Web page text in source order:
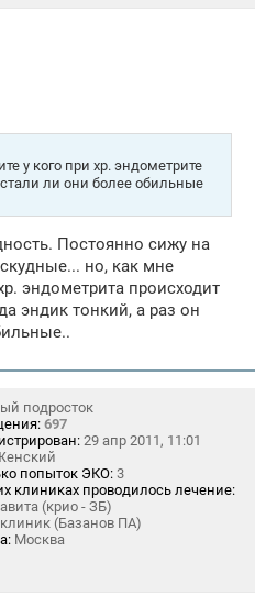
у кого при хр. эндометрите
ли они более обильные
Постоянно сижу на
но, как мне
эндометрита происходит
эндик тонкий, а раз он
подросток
697
29 апр 2011, 11:01
попыток ЭКО: 3
клиниках проводилось лечение:
(крио - ЗБ)
(Базанов ПА)
Москва